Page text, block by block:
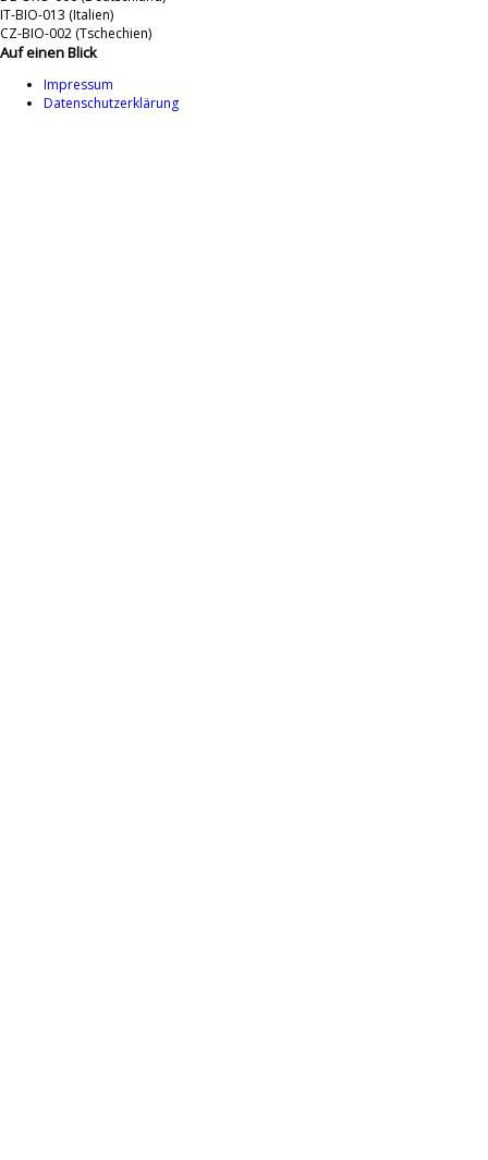
IT-BIO-013 (Italien)
CZ-BIO-002 (Tschechien)
Auf einen Blick
Impressum
Datenschutzerklärung